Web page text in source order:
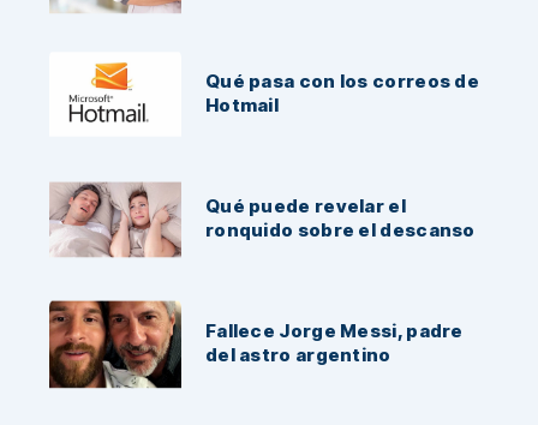
Qué pasa con los correos de
Hotmail
Qué puede revelar el
ronquido sobre el descanso
Fallece Jorge Messi, padre
del astro argentino